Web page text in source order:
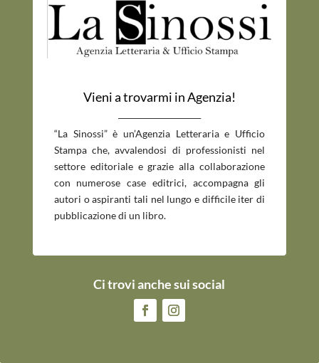
Vieni a trovarmi in Agenzia!
“La Sinossi” è un’Agenzia Letteraria e Ufficio
Stampa che, avvalendosi di professionisti nel
settore editoriale e grazie alla collaborazione
con numerose case editrici, accompagna gli
autori o aspiranti tali nel lungo e difficile iter di
pubblicazione di un libro.
Ci trovi anche sui social